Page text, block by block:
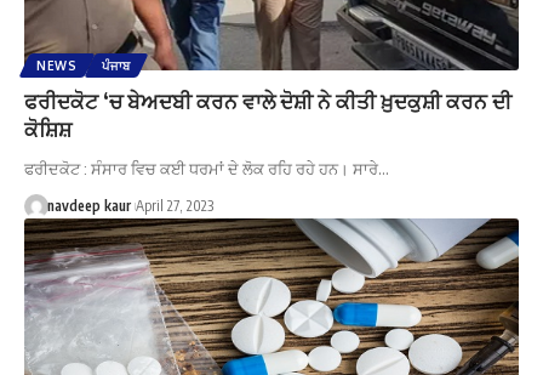
NEWS ਪੰਜਾਬ
ਫਰੀਦਕੋਟ ‘ਚ ਬੇਅਦਬੀ ਕਰਨ ਵਾਲੇ ਦੋਸ਼ੀ ਨੇ ਕੀਤੀ ਖ਼ੁਦਕੁਸ਼ੀ ਕਰਨ ਦੀ
ਕੋਸ਼ਿਸ਼
ਫਰੀਦਕੋਟ : ਸੰਸਾਰ ਵਿਚ ਕਈ ਧਰਮਾਂ ਦੇ ਲੋਕ ਰਹਿ ਰਹੇ ਹਨ। ਸਾਰੇ…
navdeep kaur April 27, 2023